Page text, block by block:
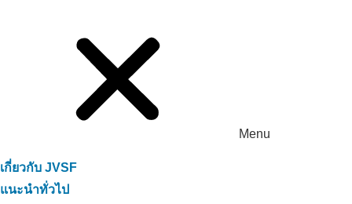
Menu
เกี่ยวกับ JVSF
แนะนำทั่วไป